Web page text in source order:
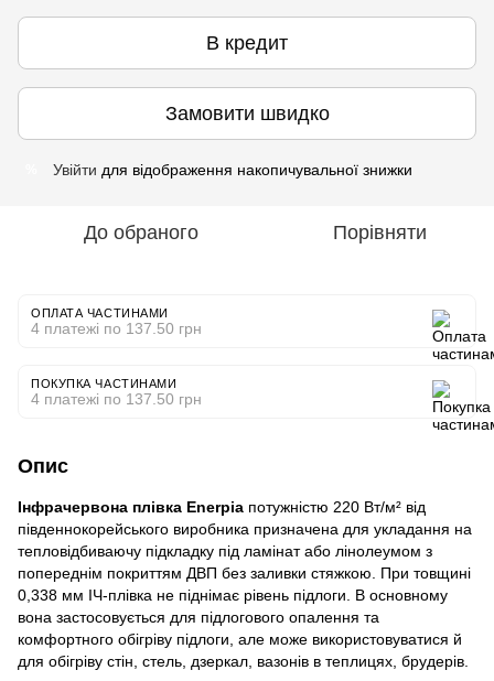
В кредит
Замовити швидко
Увійти для відображення накопичувальної знижки
До обраного Порівняти
ОПЛАТА ЧАСТИНАМИ
4 платежі по 137.50 грн
ПОКУПКА ЧАСТИНАМИ
4 платежі по 137.50 грн
Опис
Інфрачервона плівка Enerpia потужністю 220 Вт/м² від
південнокорейського виробника призначена для укладання на
тепловідбиваючу підкладку під ламінат або лінолеумом з
попереднім покриттям ДВП без заливки стяжкою. При товщині
0,338 мм ІЧ-плівка не піднімає рівень підлоги. В основному
вона застосовується для підлогового опалення та
комфортного обігріву підлоги, але може використовуватися й
для обігріву стін, стель, дзеркал, вазонів в теплицях, брудерів.